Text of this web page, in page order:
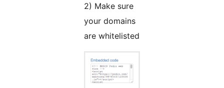
2) Make sure
your domains
are whitelisted